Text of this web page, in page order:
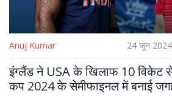
Anuj Kumar 24 जून 2024
इंग्लैंड ने USA के खिलाफ 10 विकेट
कप 2024 के सेमीफाइनल में बनाई